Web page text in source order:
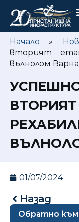
Начало »
вторият
вълнолом Варна
01/07/2024
Назад
Обратно към